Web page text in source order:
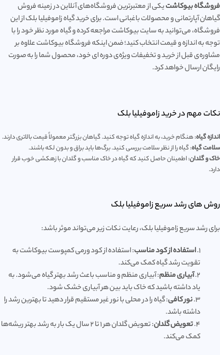
فروشگاه بیوکاشتیکی از معتبرترین فروشگاه‌های آنلاین در زمینه فروش
گیاهان آپارتمانی و محصولات باغبانی است. برای خرید گیاه زاموفیلیا بلک از این
فروشگاه، می‌توانید به سایت بیوکاشت مراجعه کرده و گیاه مورد نظر خود را با
توجه به اندازه و قیمت انتخاب کنید؛ ضمن اینکه فروشگاه بیوکاشت علاوه بر
مشاوره‌ی قبل از خرید و تخفیفات ویژه‌ی دوره ای خود، محصول شما را به صورت
رایگان ارسال خواهد کرد.
نکات مهم در خرید زاموفیلیا بلک
اندازه گیاه: هنگام خرید، به اندازه گیاه توجه کنید. گیاهان بزرگتر معمولاً قیمت بالاتری دارند.
سلامت گیاه: گیاه را از نظر سلامت بررسی کنید. برگ‌ها باید براق و بدون لکه باشند.
خاک و گلدان: اطمینان حاصل کنید که گیاه در خاک مناسب و گلدان با زهکشی خوب قرار
دارد.
روش های رشد سریع زاموفیلیا بلک
برای رشد سریع زاموفیلیا بلک، رعایت نکات زیر می‌تواند موثر باشد:
1. استفاده از کود مناسب: استفاده از کود ورمی کمپوست بیوکاشت به
تقویت رشد گیاه کمک می‌کند.
2.آبیاری منظم: آبیاری منظم و مناسب باعث رشد بهتر گیاه می‌شود. به
یاد داشته باشید که خاک باید بین هر آبیاری خشک شود.
3. نور کافی: گیاه را در محلی با نور غیر مستقیم قرار دهید تا بهترین رشد را
داشته باشد.
4. تعویض گلدان
: تعویض گلدان هر ۱ تا ۲ سال یک بار به رشد بهتر ریشه‌ها
کمک می‌کند.